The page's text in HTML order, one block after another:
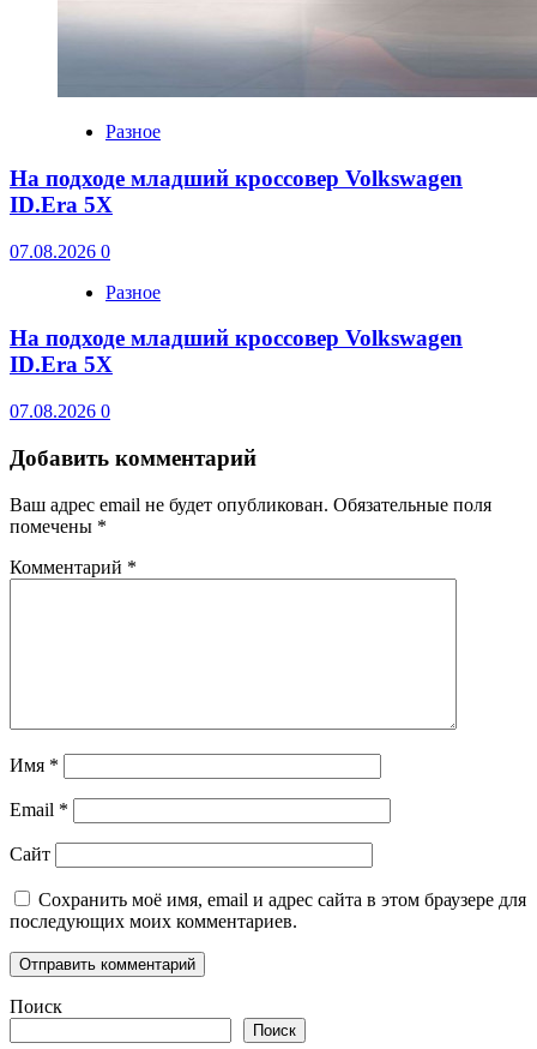
Разное
На подходе младший кроссовер Volkswagen
ID.Era 5X
07.08.2026 0
Разное
На подходе младший кроссовер Volkswagen
ID.Era 5X
07.08.2026 0
Добавить комментарий
Ваш адрес email не будет опубликован. Обязательные поля
помечены *
Комментарий *
Имя *
Email *
Сайт
Сохранить моё имя, email и адрес сайта в этом браузере для
последующих моих комментариев.
Поиск
Поиск